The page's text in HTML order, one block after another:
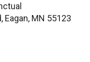
Eagan, MN 55123